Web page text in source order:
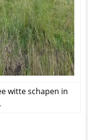
witte schapen in